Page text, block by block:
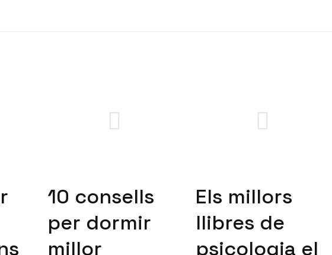
10 consells
per dormir
millor
Els millors
llibres de
psicologia el